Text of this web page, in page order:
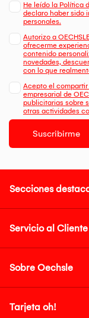
He leído la Política
declaro haber sido
personales.
Autorizo a
ofrecerme
contenido
novedades,
con lo que
Acepto el
empresarial de
publicitarias sobre
otras actividades
Suscribirme
Secciones
Servicio al Cliente
Sobre Oechsle
Tarjeta oh!